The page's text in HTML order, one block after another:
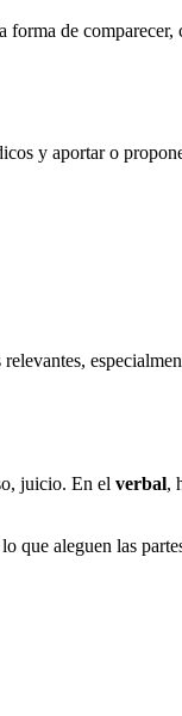
de
y aportar o
juicio. En el verbal,
que aleguen las